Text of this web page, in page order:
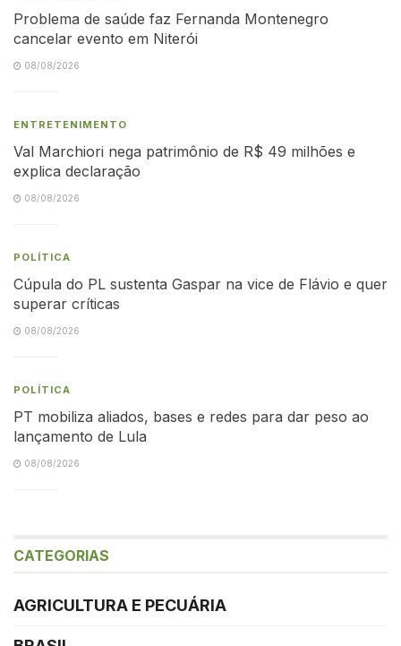
Problema de saúde faz Fernanda Montenegro
cancelar evento em Niterói
08/08/2026
ENTRETENIMENTO
Val Marchiori nega patrimônio de R$ 49 milhões e
explica declaração
08/08/2026
POLÍTICA
Cúpula do PL sustenta Gaspar na vice de Flávio e quer
superar críticas
08/08/2026
POLÍTICA
PT mobiliza aliados, bases e redes para dar peso ao
lançamento de Lula
08/08/2026
CATEGORIAS
AGRICULTURA E PECUÁRIA